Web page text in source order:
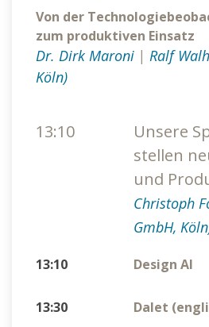
Von der
zum produktiven Einsatz
Dr. Dirk Maroni | Ralf
Köln)
13:10
Unsere
stellen
und
Christoph
GmbH,
13:10 Design AI
13:30 Dalet